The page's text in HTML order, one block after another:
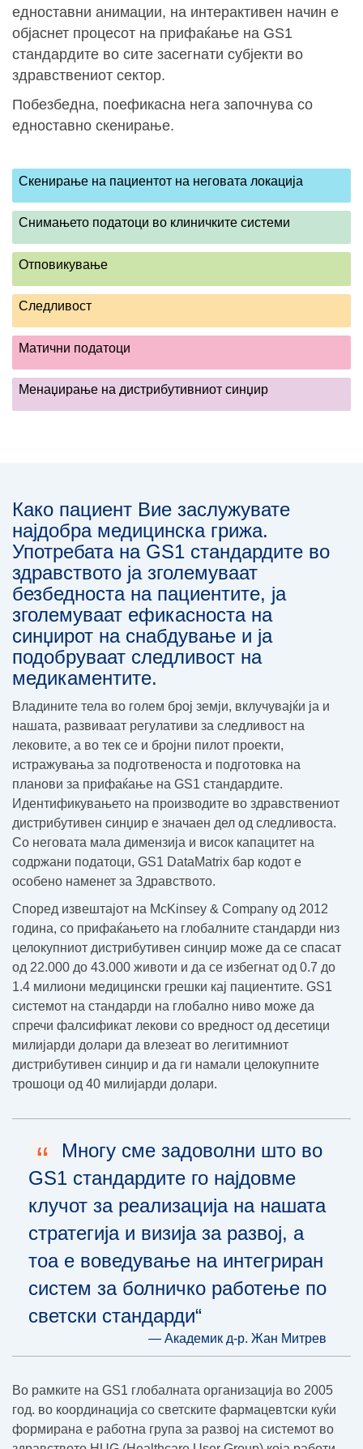
едноставни анимации, на интерактивен начин е
објаснет процесот на прифаќање на GS1
стандардите во сите засегнати субјекти во
здравствениот сектор.
Побезбедна, поефикасна нега започнува со
едноставно скенирање.
Скенирање на пациентот на неговата локација
Снимањето податоци во клиничките системи
Отповикување
Следливост
Матични податоци
Менаџирање на дистрибутивниот синџир
Како пациент Вие заслужувате
најдобра медицинска грижа.
Употребата на GS1 стандардите во
здравството ја зголемуваат
безбедноста на пациентите, ја
зголемуваат ефикасноста на
синџирот на снабдување и ја
подобруваат следливост на
медикаментите.
Владините тела во голем број земји, вклучувајќи ја и
нашата, развиваат регулативи за следливост на
лековите, а во тек се и бројни пилот проекти,
истражувања за подготвеноста и подготовка на
планови за прифаќање на GS1 стандардите.
Идентификувањето на производите во здравствениот
дистрибутивен синџир е значаен дел од следливоста.
Со неговата мала димензија и висок капацитет на
содржани податоци, GS1 DataMatrix бар кодот е
особено наменет за Здравството.
Според извештајот на McKinsey & Company од 2012
година, со прифаќањето на глобалните стандарди низ
целокупниот дистрибутивен синџир може да се спасат
од 22.000 до 43.000 животи и да се избегнат од 0.7 до
1.4 милиони медицински грешки кај пациентите. GS1
системот на стандарди на глобално ниво може да
спречи фалсификат лекови со вредност од десетици
милијарди долари да влезеат во легитимниот
дистрибутивен синџир и да ги намали целокупните
трошоци од 40 милијарди долари.
“
Многу сме задоволни што во
GS1 стандардите го најдовме
клучот за реализација на нашата
стратегија и визија за развој, а
тоа е воведување на интегриран
систем за болничко работење по
светски стандарди“
— Академик д-р. Жан Митрев
Во рамките на GS1 глобалната организација во 2005
год. во координација со светските фармацевтски куќи
формирана е работна група за развој на системот во